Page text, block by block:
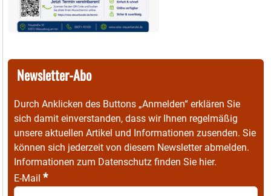
Newsletter-Abo
Durch Anklicken des Buttons „Anmelden“ erklären Sie
sich damit einverstanden, dass wir Ihnen regelmäßig
unsere aktuellen Artikel und Informationen zusenden. Sie
können sich jederzeit von diesem Newsletter abmelden.
Informationen zum Datenschutz finden Sie hier.
E-Mail *